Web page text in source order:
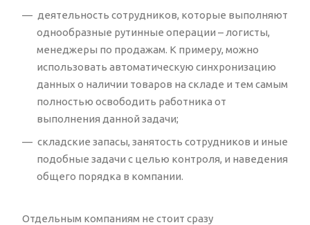
деятельность сотрудников, которые выполняют
однообразные рутинные операции – логисты,
менеджеры по продажам. К примеру, можно
использовать автоматическую синхронизацию
данных о наличии товаров на складе и тем самым
полностью освободить работника от
выполнения данной задачи;
складские запасы, занятость сотрудников и иные
подобные задачи с целью контроля, и наведения
общего порядка в компании.
Отдельным компаниям не стоит сразу